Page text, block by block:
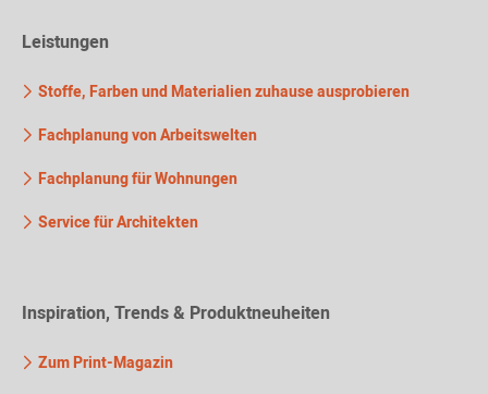
Leistungen
Stoffe, Farben und Materialien zuhause ausprobieren
Fachplanung von Arbeitswelten
Fachplanung für Wohnungen
Service für Architekten
Inspiration, Trends & Produktneuheiten
Zum Print-Magazin